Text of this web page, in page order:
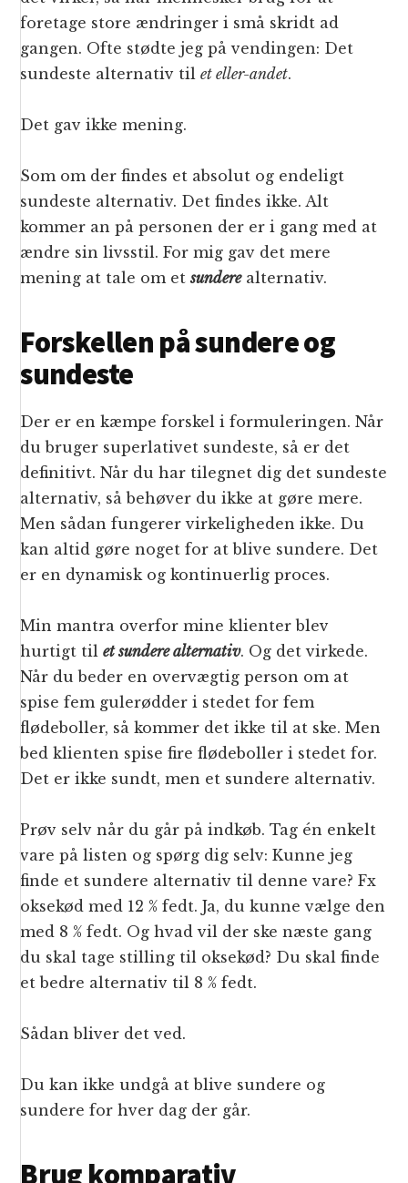
foretage store ændringer i små skridt ad
gangen. Ofte stødte jeg på vendingen: Det
sundeste alternativ tilet eller-andet.
Det gav ikke mening.
Som om der findes et absolut og endeligt
sundeste alternativ. Det findes ikke. Alt
kommer an på personen der er i gang med at
ændre sin livsstil. For mig gav det mere
mening at tale om etsunderealternativ.
Forskellen på sundere og
sundeste
Der er en kæmpe forskel i formuleringen. Når
du bruger superlativet sundeste, så er det
definitivt. Når du har tilegnet dig det sundeste
alternativ, så behøver du ikke at gøre mere.
Men sådan fungerer virkeligheden ikke. Du
kan altid gøre noget for at blive sundere. Det
er en dynamisk og kontinuerlig proces.
Min mantra overfor mine klienter blev
hurtigt tilet sundere alternativ. Og det virkede.
Når du beder en overvægtig person om at
spise fem gulerødder i stedet for fem
flødeboller, så kommer det ikke til at ske. Men
bed klienten spise fire flødeboller i stedet for.
Det er ikke sundt, men et sundere alternativ.
Prøv selv når du går på indkøb. Tag én enkelt
vare på listen og spørg dig selv: Kunne jeg
finde et sundere alternativ til denne vare? Fx
oksekød med 12 % fedt. Ja, du kunne vælge den
med 8 % fedt. Og hvad vil der ske næste gang
du skal tage stilling til oksekød? Du skal finde
et bedre alternativ til 8 % fedt.
Sådan bliver det ved.
Du kan ikke undgå at blive sundere og
sundere for hver dag der går.
Brug komparativ